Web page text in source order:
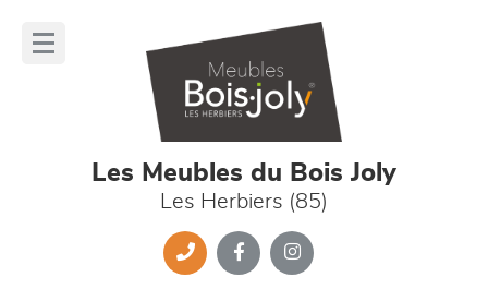
Les Meubles du Bois Joly
Les Herbiers (85)